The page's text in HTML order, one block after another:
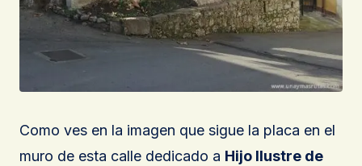
Como ves en la imagen que sigue la placa en el
muro de esta calle dedicado a Hijo Ilustre de